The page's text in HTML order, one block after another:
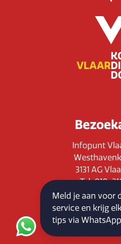
Infopunt
3131 AG
Tel: 010-
E-mail:
KvK:
BTW :
Meld je aan voor
service en krijg
tips via